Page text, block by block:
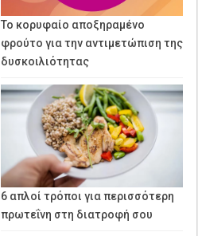
Το κορυφαίο αποξηραμένο
φρούτο για την αντιμετώπιση της
δυσκοιλιότητας
6 απλοί τρόποι για περισσότερη
πρωτεΐνη στη διατροφή σου